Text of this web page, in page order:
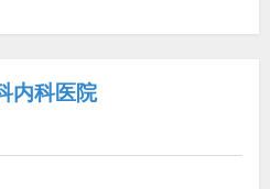
内科医院